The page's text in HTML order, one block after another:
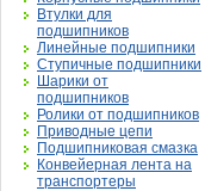
Втулки для
подшипников
Линейные подшипники
Ступичные подшипники
Шарики от
подшипников
Ролики от подшипников
Приводные цепи
Подшипниковая смазка
Конвейерная лента на
транспортеры